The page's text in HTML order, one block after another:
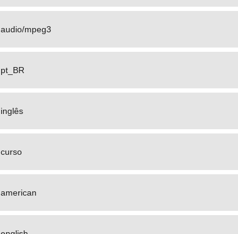
audio/mpeg3
pt_BR
inglês
curso
american